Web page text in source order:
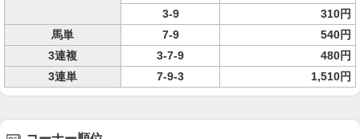
3-9
310円
馬単
7-9
540円
3連複
3-7-9
480円
3連単
7-9-3 1,510円